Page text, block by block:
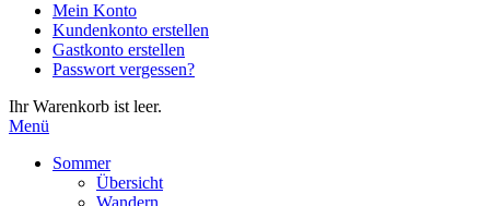
Mein Konto
Kundenkonto erstellen
Gastkonto erstellen
Passwort vergessen?
Ihr Warenkorb ist leer.
Menü
Sommer
Übersicht
Wandern